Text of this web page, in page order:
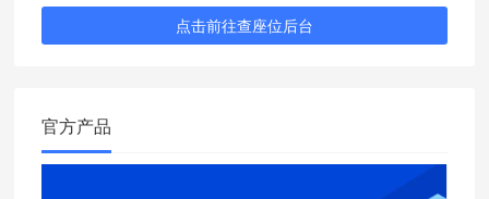
点击前往查座位后台
官方产品